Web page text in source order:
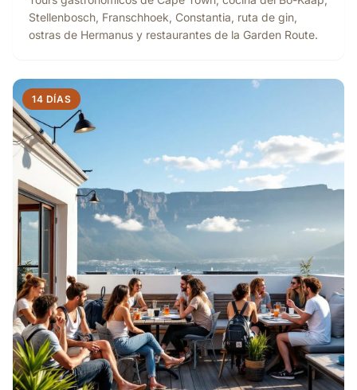
Stellenbosch, Franschhoek, Constantia, ruta de gin,
ostras de Hermanus y restaurantes de la Garden Route.
14 DÍAS